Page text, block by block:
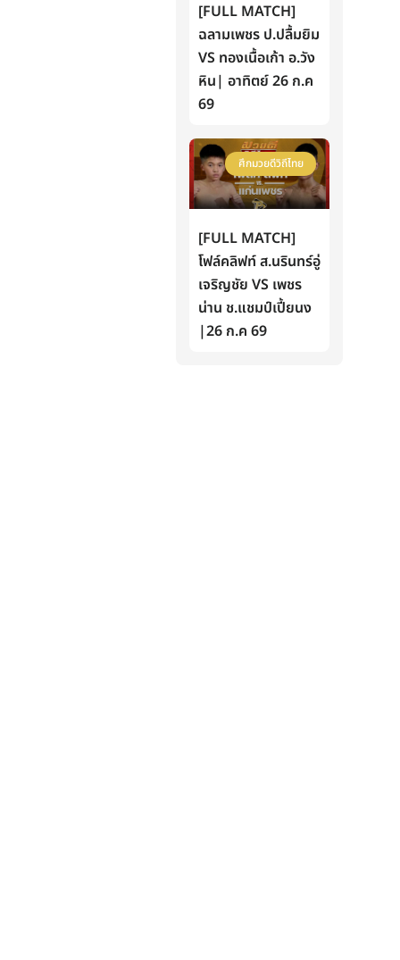
[FULL MATCH]
ฉลามเพชร ป.ปลื้มยิม
VS ทองเนื้อเก้า อ.วัง
หิน| อาทิตย์ 26 ก.ค
69
ศึกมวยดีวิถีไทย
[FULL MATCH]
โฟล์คลิฟท์ ส.นรินทร์อู่
เจริญชัย VS เพชร
น่าน ช.แชมป์เปี้ยนง
|26 ก.ค 69